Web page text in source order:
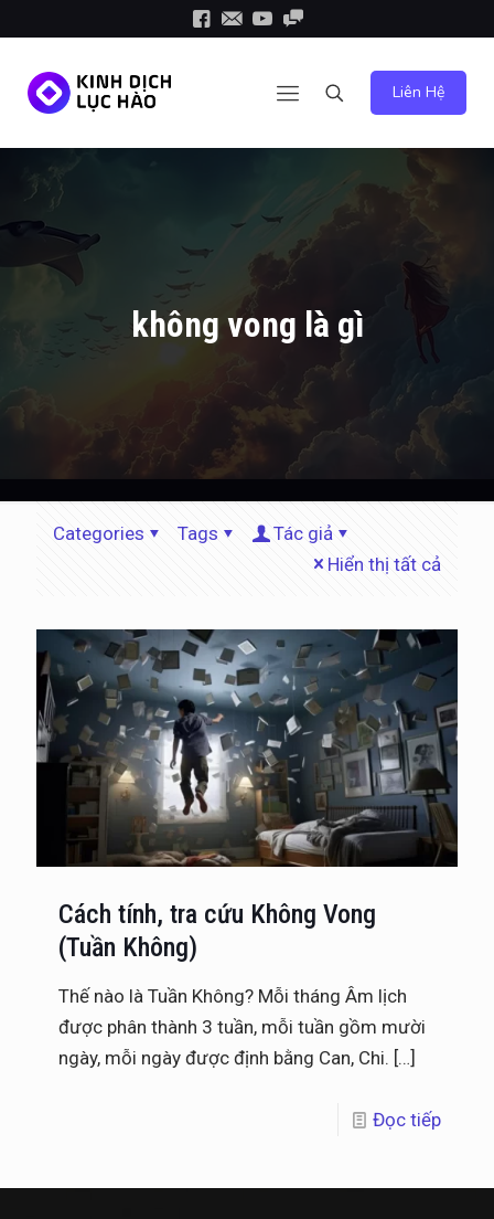
Liên Hệ
không vong là gì
Categories Tags
Tác giả
Hiển thị tất cả
Cách tính, tra cứu Không Vong
(Tuần Không)
Thế nào là Tuần Không? Mỗi tháng Âm lịch
được phân thành 3 tuần, mỗi tuần gồm mười
ngày, mỗi ngày được định bằng Can, Chi. […]
Đọc tiếp